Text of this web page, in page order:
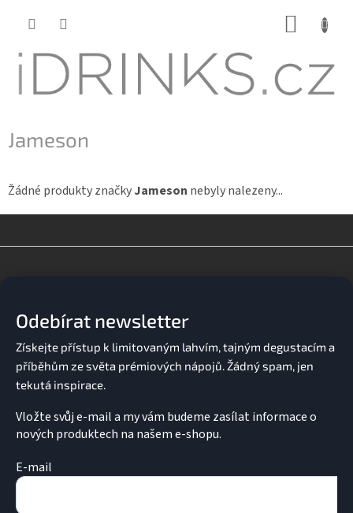
Jameson
Žádné produkty značkyJameson nebyly nalezeny...
Odebírat newsletter
Vložte svůj e-mail a my vám budeme zasílat informace o
nových produktech na našem e-shopu.
E-mail